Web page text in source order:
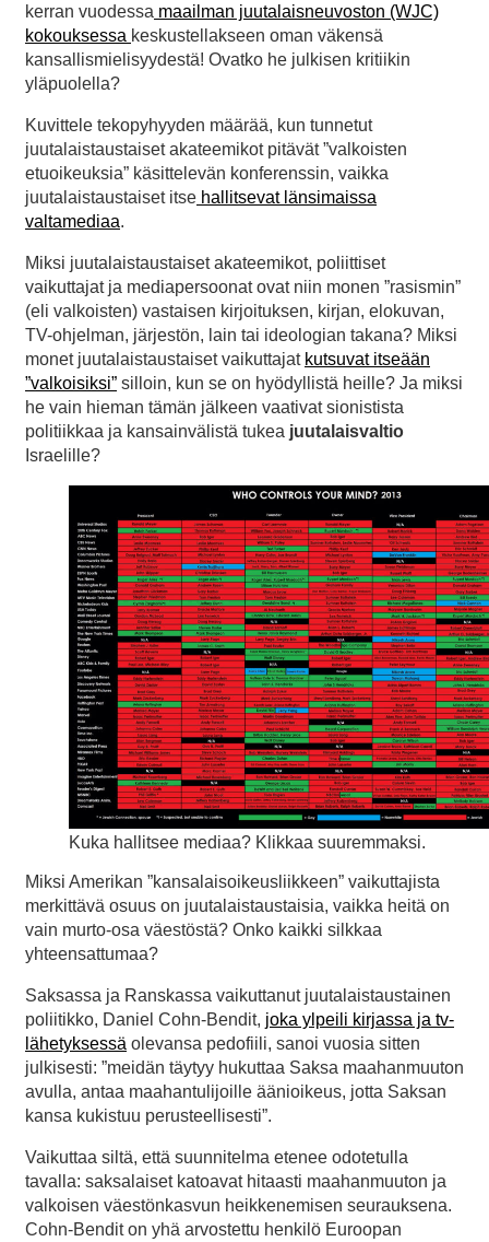
kerran vuodessa maailman juutalaisneuvoston (WJC)
kokouksessa keskustellakseen oman väkensä
kansallismielisyydestä! Ovatko he julkisen kritiikin
yläpuolella?
Kuvittele tekopyhyyden määrää, kun tunnetut
juutalaistaustaiset akateemikot pitävät ”valkoisten
etuoikeuksia” käsittelevän konferenssin, vaikka
juutalaistaustaiset itse hallitsevat länsimaissa
valtamediaa.
Miksi juutalaistaustaiset akateemikot, poliittiset
vaikuttajat ja mediapersoonat ovat niin monen ”rasismin”
(eli valkoisten) vastaisen kirjoituksen, kirjan, elokuvan,
TV-ohjelman, järjestön, lain tai ideologian takana? Miksi
monet juutalaistaustaiset vaikuttajat kutsuvat itseään
”valkoisiksi” silloin, kun se on hyödyllistä heille? Ja miksi
he vain hieman tämän jälkeen vaativat sionistista
politiikkaa ja kansainvälistä tukea juutalaisvaltio
Israelille?
Kuka hallitsee mediaa? Klikkaa suuremmaksi.
Miksi Amerikan ”kansalaisoikeusliikkeen” vaikuttajista
merkittävä osuus on juutalaistaustaisia, vaikka heitä on
vain murto-osa väestöstä? Onko kaikki silkkaa
yhteensattumaa?
Saksassa ja Ranskassa vaikuttanut juutalaistaustainen
poliitikko, Daniel Cohn-Bendit, joka ylpeili kirjassa ja tv-
lähetyksessä olevansa pedofiili, sanoi vuosia sitten
julkisesti: ”meidän täytyy hukuttaa Saksa maahanmuuton
avulla, antaa maahantulijoille äänioikeus, jotta Saksan
kansa kukistuu perusteellisesti”.
Vaikuttaa siltä, että suunnitelma etenee odotetulla
tavalla: saksalaiset katoavat hitaasti maahanmuuton ja
valkoisen väestönkasvun heikkenemisen seurauksena.
Cohn-Bendit on yhä arvostettu henkilö Euroopan